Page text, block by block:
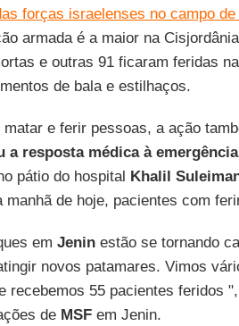
forças israelenses no campo
armada é a maior na
e outras 91 ficaram feridas
de bala e estilhaços.
matar e ferir pessoas, a ação
a resposta médica à emergência
pátio do hospital Khalil
manhã de hoje, pacientes com
em Jeninestão se tornando
novos patamares. Vimos
recebemos 55 pacientes feridos
de MSFem Jenin.